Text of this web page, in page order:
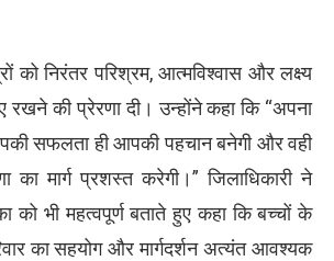
को निरंतर परिश्रम, आत्मविश्वास और लक्ष्य
रखने की प्रेरणा दी। उन्होंने कहा कि “अपना
सफलता ही आपकी पहचान बनेगी और वही
का मार्ग प्रशस्त करेगी।” जिलाधिकारी ने
को भी महत्वपूर्ण बताते हुए कहा कि बच्चों के
का सहयोग और मार्गदर्शन अत्यंत आवश्यक